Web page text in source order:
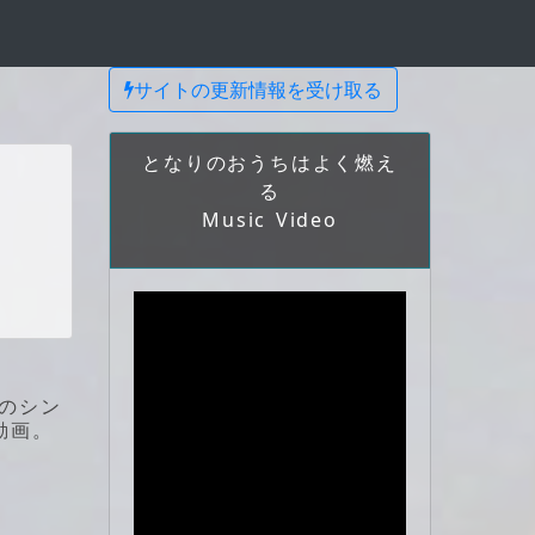
シン
。
サイトの更新情報を受け取る
となりのおうちはよく燃え
る
Music Video